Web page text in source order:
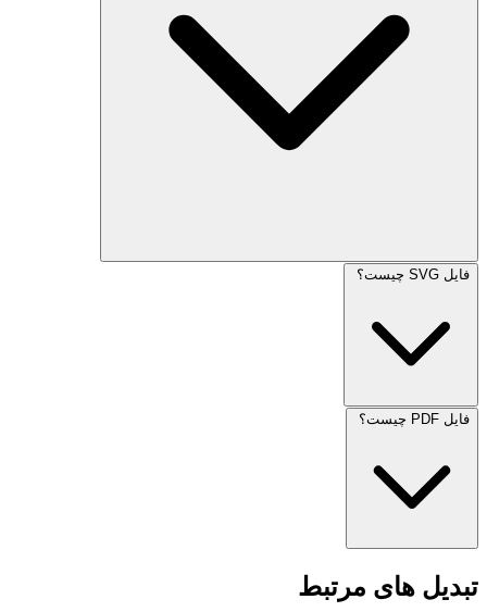
فایل SVG چیست؟
فایل PDF چیست؟
تبدیل های مرتبط